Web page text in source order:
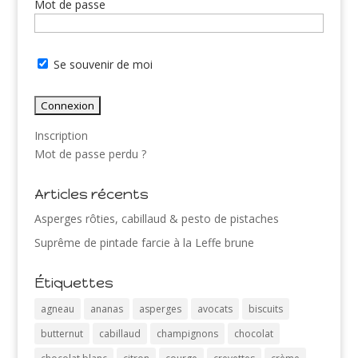
Mot de passe
Se souvenir de moi
Inscription
Mot de passe perdu ?
Articles récents
Asperges rôties, cabillaud & pesto de pistaches
Suprême de pintade farcie à la Leffe brune
Étiquettes
agneau ananas asperges avocats
biscuits
butternut
cabillaud champignons
chocolat